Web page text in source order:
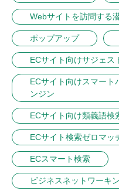
Webサイトを訪問する
ポップアップ
ECサイト向けサジェス
ECサイト向けスマート
ンジン
ECサイト向け類義語検
ECサイト検索ゼロマッ
ECスマート検索
ビジネスネットワーキ